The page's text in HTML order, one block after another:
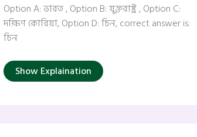
Option A: ভারত , Option B: যুক্তরাষ্ট্র , Option C:
দক্ষিণ কোরিয়া, Option D: চিন, correct answer is:
চিন
Show Explaination